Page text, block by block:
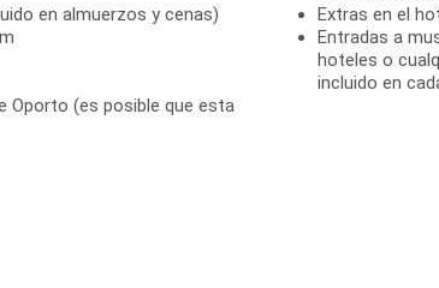
en almuerzos y cenas)
Oporto (es posible que esta
Extras en el
Entradas a
hoteles o
incluido en